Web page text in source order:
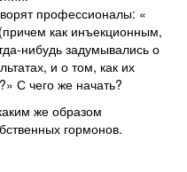
профессионалы: «
как инъекционным,
нибудь задумывались о
и о том, как их
С чего же начать?
же образом
гормонов.